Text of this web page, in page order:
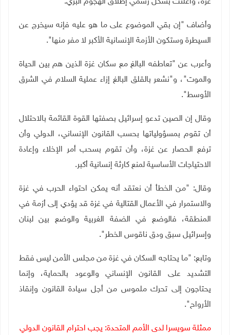
وأضاف "إن بقي الموضوع على ما هو عليه فإنه سيخرج عن
السيطرة وستكون الأزمة الإنسانية الأكبر لا مفر منها".
وأعرب عن "تعاطفه البالغ مع سكان غزة الذين هم بين الحياة
والموت"، و"نشعر بالقلق البالغ إزاء عملية السلام في الشرق
الأوسط".
وقال إن الصين تدعو إسرائيل بصفتها القوة القائمة بالاحتلال
أن تقوم بمسؤولياتها بحسب القانون الإنساني، الدولي وأن
ترفع الحصار عن غزة، وأن تقوم بسحب أمر الإخلاء وإعادة
الاحتياجات الأساسية لمنع كارثة إنسانية أكبر.
وقال: "من الخطأ أن نعتقد أنه يمكن احتواء الحرب في غزة
والاستمرار في الأعمال القتالية في غزة قد يؤدي إلى أزمة في
المنطقة، فالوضع في الضفة الغربية والوضع بين لبنان
وإسرائيل سبق ودق ناقوس الخطر".
وتابع: "ما يحتاجه السكان في غزة من مجلس الأمن ليس فقط
التشديد على القانون الإنساني والوعود بالحماية، وإنما
يحتاجون إلى تحرك ملموس من أجل سيادة القانون وإنقاذ
الأرواح".
ممثلة سويسرا لدى الأمم المتحدة: يجب احترام القانون الدولي